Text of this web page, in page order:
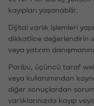
kayıpları yaşanabilir.
Dijital varlık işlemleri
dikkatlice değerlendirin
veya yatırım
Paribu, üçüncü taraf
veya kullanımından
diğer sonuçlardan
varlıklarınızda kayıp